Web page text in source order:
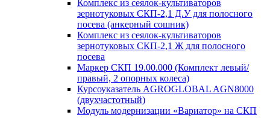
Комплекс из сеялок-культиваторов
зернотуковых СКП-2,1 Д.У для полосного
посева (анкерный сошник)
Комплекс из сеялок-культиваторов
зернотуковых СКП-2,1 Ж для полосного
посева
Маркер СКП 19.00.000 (Комплект левый/
правый, 2 опорных колеса)
Курсоуказатель AGROGLOBAL AGN8000
(двухчастотный)
Модуль модернизации «Вариатор» на СКП